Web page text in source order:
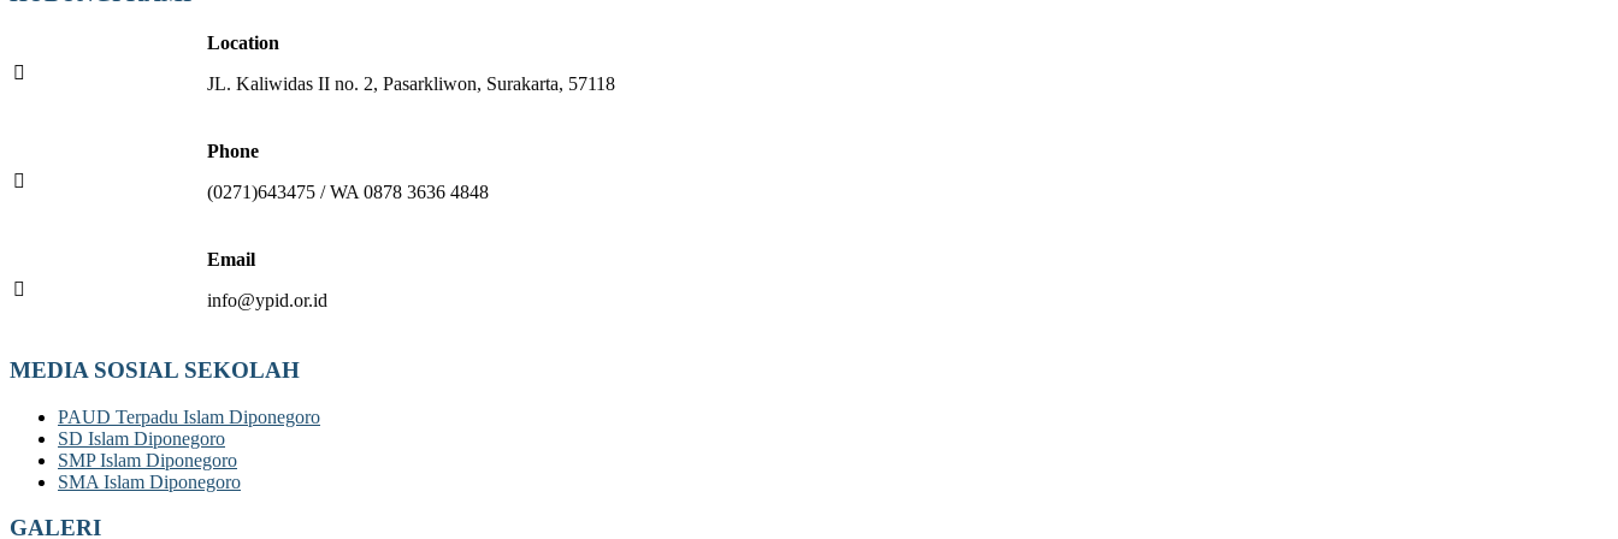
Location
JL. Kaliwidas II no. 2, Pasarkliwon, Surakarta, 57118
Phone
(0271)643475 / WA 0878 3636 4848
Email
info@ypid.or.id
MEDIA SOSIAL SEKOLAH
PAUD Terpadu Islam Diponegoro
SD Islam Diponegoro
SMP Islam Diponegoro
SMA Islam Diponegoro
GALERI